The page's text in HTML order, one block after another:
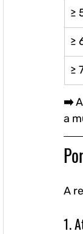
≥
≥
≥
➡️
a
A
1.